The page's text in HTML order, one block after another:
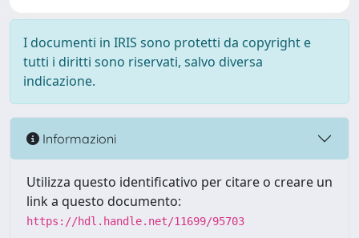
I documenti in IRIS sono protetti da copyright e
tutti i diritti sono riservati, salvo diversa
indicazione.
Informazioni
Utilizza questo identificativo per citare o creare un
link a questo documento:
https://hdl.handle.net/11699/95703